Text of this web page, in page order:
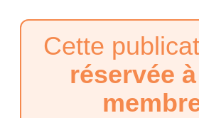
Cette
réservée